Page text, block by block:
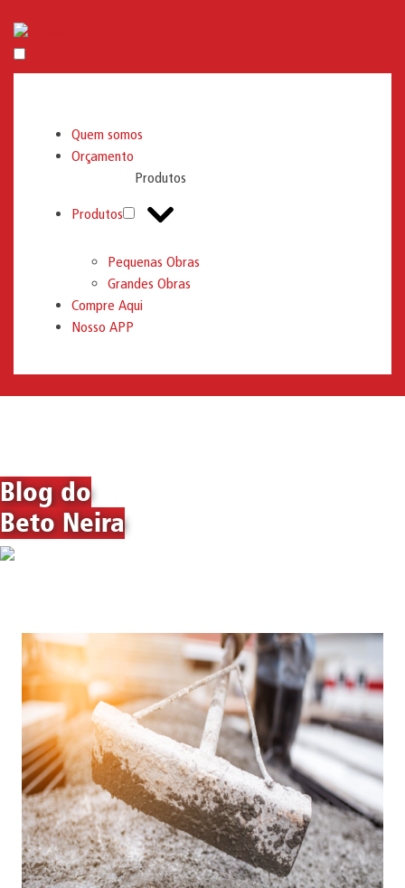
Engemix
Quem somos
Orçamento
Produtos
Produtos
Pequenas Obras
Grandes Obras
Compre Aqui
Nosso APP
Blog do
Beto Neira